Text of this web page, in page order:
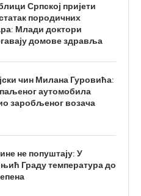
Српској пријети
породичних
Млади доктори
домове здравља
чин Милана Гуровића:
аутомобила
заробљеног возача
не попуштају: У
Граду температура до